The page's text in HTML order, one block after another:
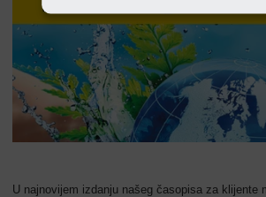
U najnovijem izdanju našeg časopisa za klijente